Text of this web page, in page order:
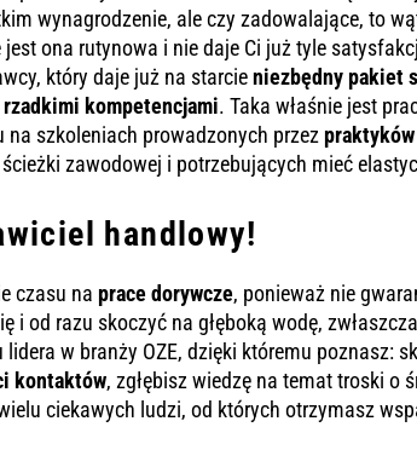
wynagrodzenie, ale czy zadowalające, to
ona rutynowa i nie daje Ci już tyle
który daje już na starcieniezbędny pakiet
rzadkimi kompetencjami. Taka właśnie jest
szkoleniach prowadzonych przez
zawodowej i potrzebujących mieć
handlowy!
czasu na prace dorywcze, ponieważ nie
i od razu skoczyć na głęboką wodę,
w branży OZE, dzięki któremu poznasz:
kontaktów, zgłębisz wiedzę na temat troski o
ciekawych ludzi, od których otrzymasz